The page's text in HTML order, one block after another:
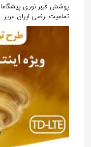
پوشش فیبر نوری
تمامیت ارضی ایران عزیز